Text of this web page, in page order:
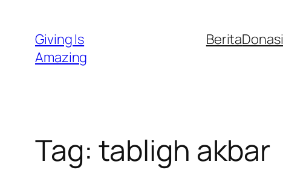
content
Giving Is
Amazing
BeritaDonasi
Tag: tabligh akbar